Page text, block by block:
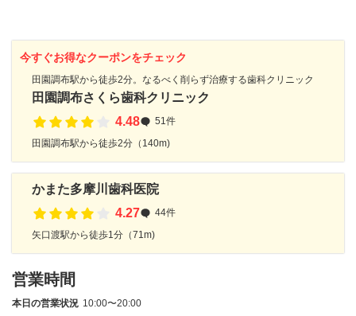
今すぐお得なクーポンをチェック
田園調布駅から徒歩2分。なるべく削らず治療する歯科クリニック
田園調布さくら歯科クリニック
4.48
51件
田園調布駅から徒歩2分（140m)
かまた多摩川歯科医院
4.27
44件
矢口渡駅から徒歩1分（71m)
営業時間
本日の営業状況 10:00〜20:00